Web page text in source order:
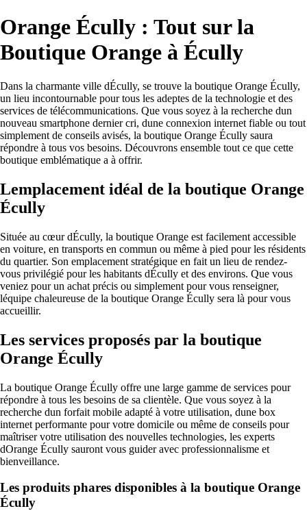
Orange Écully : Tout sur la
Boutique Orange à Écully
Dans la charmante ville dÉcully, se trouve la boutique Orange Écully,
un lieu incontournable pour tous les adeptes de la technologie et des
services de télécommunications. Que vous soyez à la recherche dun
nouveau smartphone dernier cri, dune connexion internet fiable ou tout
simplement de conseils avisés, la boutique Orange Écully saura
répondre à tous vos besoins. Découvrons ensemble tout ce que cette
boutique emblématique a à offrir.
Lemplacement idéal de la boutique Orange
Écully
Située au cœur dÉcully, la boutique Orange est facilement accessible
en voiture, en transports en commun ou même à pied pour les résidents
du quartier. Son emplacement stratégique en fait un lieu de rendez-
vous privilégié pour les habitants dÉcully et des environs. Que vous
veniez pour un achat précis ou simplement pour vous renseigner,
léquipe chaleureuse de la boutique Orange Écully sera là pour vous
accueillir.
Les services proposés par la boutique
Orange Écully
La boutique Orange Écully offre une large gamme de services pour
répondre à tous les besoins de sa clientèle. Que vous soyez à la
recherche dun forfait mobile adapté à votre utilisation, dune box
internet performante pour votre domicile ou même de conseils pour
maîtriser votre utilisation des nouvelles technologies, les experts
dOrange Écully sauront vous guider avec professionnalisme et
bienveillance.
Les produits phares disponibles à la boutique Orange
Écully